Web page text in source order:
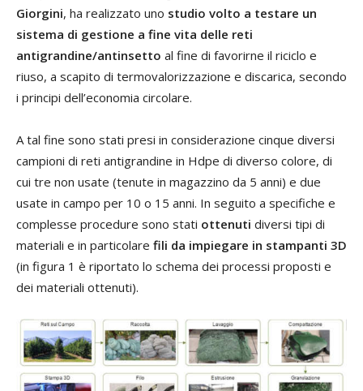
Giorgini, ha realizzato uno studio volto a testare un
sistema di gestione a fine vita delle reti
antigrandine/antinsetto al fine di favorirne il riciclo e
riuso, a scapito di termovalorizzazione e discarica, secondo
i principi dell’economia circolare.
A tal fine sono stati presi in considerazione cinque diversi
campioni di reti antigrandine in Hdpe di diverso colore, di
cui tre non usate (tenute in magazzino da 5 anni) e due
usate in campo per 10 o 15 anni. In seguito a specifiche e
complesse procedure sono stati ottenuti diversi tipi di
materiali e in particolare fili da impiegare in stampanti 3D
(in figura 1 è riportato lo schema dei processi proposti e
dei materiali ottenuti).